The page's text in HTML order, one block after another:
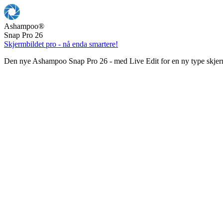
Ashampoo®
Snap Pro 26
Skjermbildet pro - nå enda smartere!
Den nye Ashampoo Snap Pro 26 - med Live Edit for en ny type